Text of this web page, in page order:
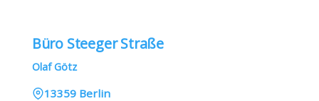
Büro Steeger Straße
Olaf Götz
13359 Berlin